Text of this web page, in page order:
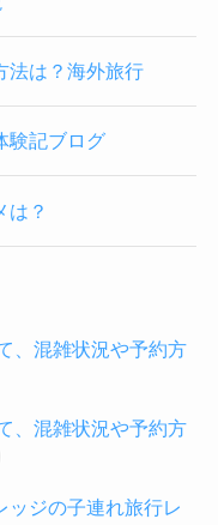
法は？海外旅行
験記ブログ
は？
、混雑状況や予約方
、混雑状況や予約方
ッジの子連れ旅行レ